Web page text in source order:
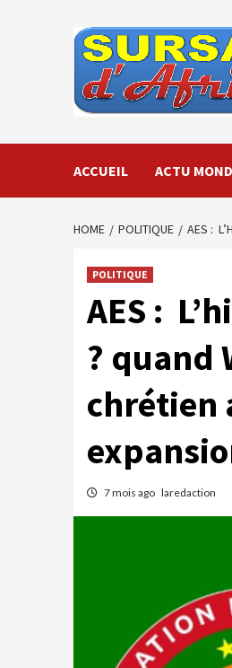
ACCUEIL ACTU
HOME POLITIQUE AES :
POLITIQUE
AES :
? quand
chrétien
7 mois ago laredaction